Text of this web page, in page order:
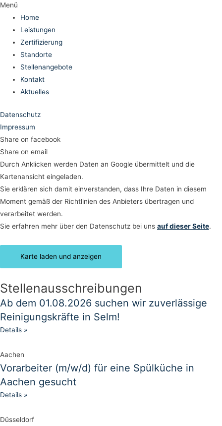
Menü
Home
Leistungen
Zertifizierung
Standorte
Stellenangebote
Kontakt
Aktuelles
Datenschutz
Impressum
Share on facebook
Share on email
Durch Anklicken werden Daten an Google übermittelt und die
Kartenansicht eingeladen.
Sie erklären sich damit einverstanden, dass Ihre Daten in diesem
Moment gemäß der Richtlinien des Anbieters übertragen und
verarbeitet werden.
Sie erfahren mehr über den Datenschutz bei uns auf dieser Seite.
Karte laden und anzeigen
Stellenausschreibungen
Ab dem 01.08.2026 suchen wir zuverlässige
Reinigungskräfte in Selm!
Details »
Aachen
Vorarbeiter (m/w/d) für eine Spülküche in
Aachen gesucht
Details »
Düsseldorf